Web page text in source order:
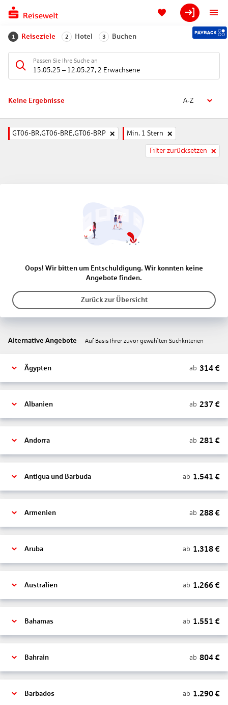
1 Reiseziele 2 Hotel 3 Buchen
Passen Sie Ihre Suche an
15.05.25 – 12.05.27, 2 Erwachsene
Keine Ergebnisse A-Z
GT06-BR,GT06-BRE,GT06-BRP Min. 1 Stern
Filter zurücksetzen
Oops! Wir bitten um Entschuldigung. Wir konnten keine
Angebote finden.
Zurück zur Übersicht
Alternative Angebote Auf Basis Ihrer zuvor gewählten Suchkriterien
Ägypten ab 314€
Albanien ab 237 €
Andorra ab 281 €
Antigua und Barbuda ab 1.541 €
Armenien ab 288€
Aruba ab 1.318€
Australien ab 1.266€
Bahamas ab 1.551 €
Bahrain ab 804€
Barbados ab 1.290€